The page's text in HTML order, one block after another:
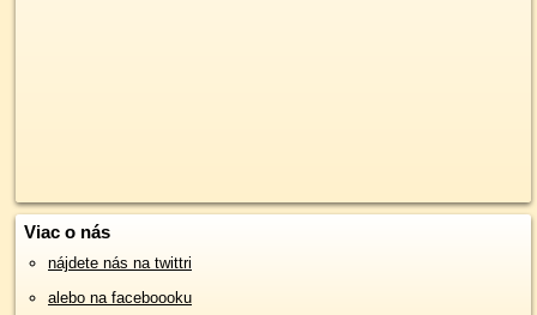
Viac o nás
nájdete nás na twittri
alebo na faceboooku